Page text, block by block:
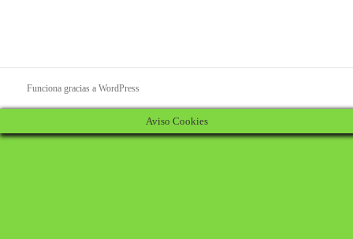
Funciona gracias a WordPress
Aviso Cookies